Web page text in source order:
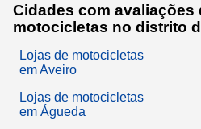
Cidades com avaliações
motocicletas no distrito
Lojas de motocicletas
em Aveiro
Lojas de motocicletas
em Águeda